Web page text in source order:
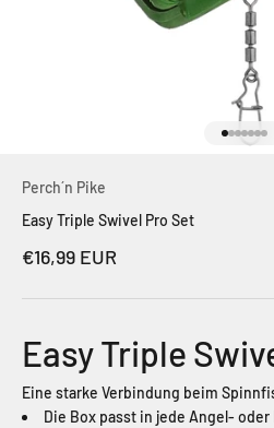
Gehe
Gehe
Perch´n Pike
Easy Triple Swivel Pro Set
Angebot
€16,99 EUR
Easy Triple
Eine starke Verbindung beim
Die Box passt in jede Angel- oder